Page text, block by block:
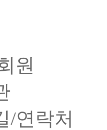
원
/연락처